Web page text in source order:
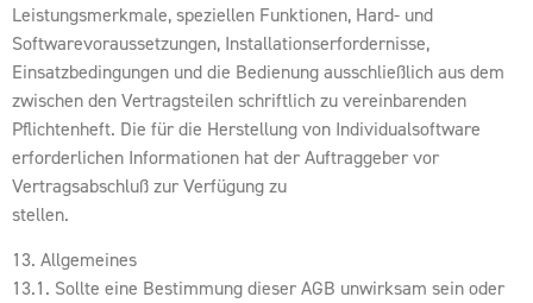
Leistungsmerkmale, speziellen Funktionen, Hard- und
Softwarevoraussetzungen, Installationserfordernisse,
Einsatzbedingungen und die Bedienung ausschließlich aus dem
zwischen den Vertragsteilen schriftlich zu vereinbarenden
Pflichtenheft. Die für die Herstellung von Individualsoftware
erforderlichen Informationen hat der Auftraggeber vor
Vertragsabschluß zur Verfügung zu
stellen.
13. Allgemeines
13.1. Sollte eine Bestimmung dieser AGB unwirksam sein oder